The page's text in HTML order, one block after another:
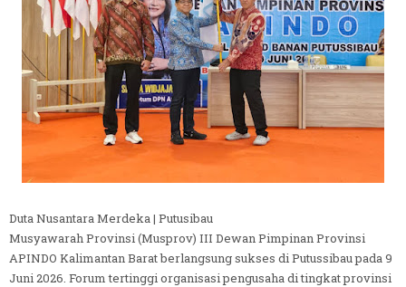
Duta Nusantara Merdeka | Putusibau
Musyawarah Provinsi (Musprov) III Dewan Pimpinan Provinsi
APINDO Kalimantan Barat berlangsung sukses di Putussibau pada 9
Juni 2026. Forum tertinggi organisasi pengusaha di tingkat provinsi